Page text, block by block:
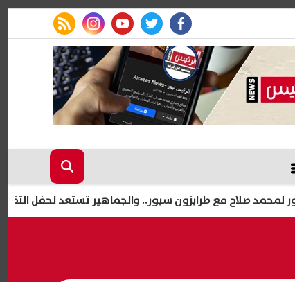
facebook
twitter
youtube
instagram
rss feed
طرابزون سبور.. والجماهير تستعد لحفل التقديم